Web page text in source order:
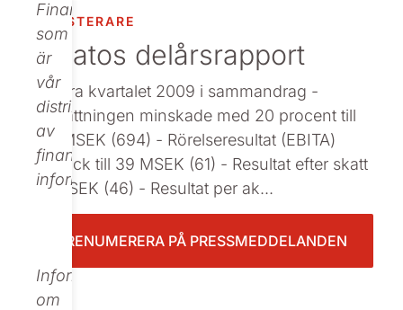
Finance,
som
är
vår
distributör
av
finansiell
information.
Informationen
om
INVESTERARE
Nolatos delårsrapport
: Andra kvartalet 2009 i sammandrag -
Omsättningen minskade med 20 procent till
557 MSEK (694) - Rörelseresultat (EBITA)
uppgick till 39 MSEK (61) - Resultat efter skatt
29 MSEK (46) - Resultat per ak...
PRENUMERERA PÅ PRESSMEDDELANDEN